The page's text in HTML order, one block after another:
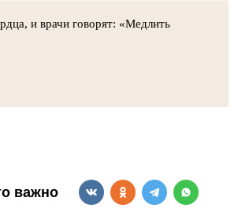
и врачи говорят: «Медлить
важно